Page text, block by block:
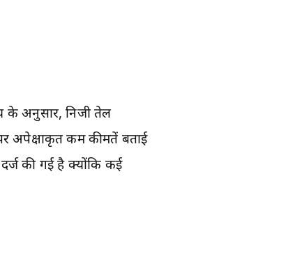
के अनुसार, निजी तेल
अपेक्षाकृत कम कीमतें बताई
की गई है क्योंकि कई